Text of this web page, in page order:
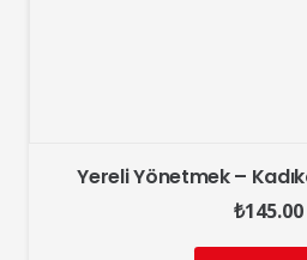
Yereli Yönetmek –
₺145.00